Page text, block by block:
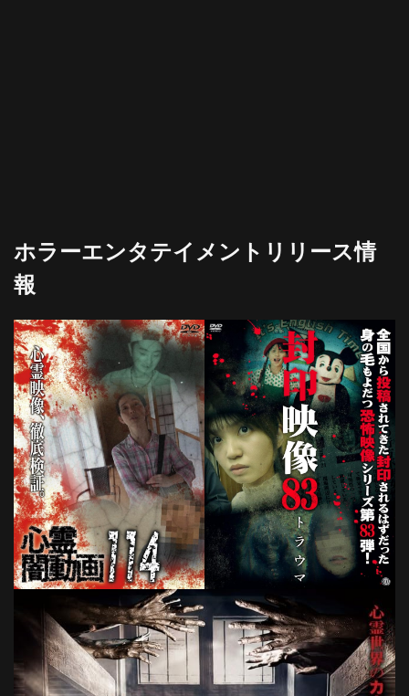
ホラーエンタテイメントリリース情
報